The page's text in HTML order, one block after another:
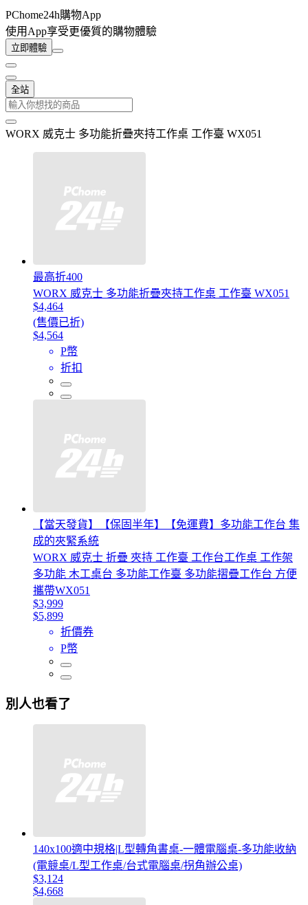
PChome24h購物App
使用App享受更優質的購物體驗
立即體驗
全站
WORX 威克士 多功能折疊夾持工作桌 工作臺 WX051
最高折400
WORX 威克士 多功能折疊夾持工作桌 工作臺 WX051
$4,464
(售價已折)
$4,564
P幣
折扣
【當天發貨】【保固半年】【免運費】多功能工作台 集
成的夾緊系統
WORX 威克士 折疊 夾持 工作臺 工作台工作桌 工作架
多功能 木工桌台 多功能工作臺 多功能摺疊工作台 方便
攜帶WX051
$3,999
$5,899
折價券
P幣
別人也看了
140x100適中規格|L型轉角書桌-一體電腦桌-多功能收納
(電競桌/L型工作桌/台式電腦桌/拐角辦公桌)
$3,124
$4,668